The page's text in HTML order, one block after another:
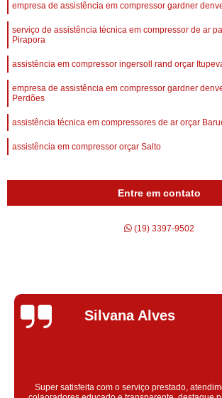
empresa de assistência em compressor gardner
serviço de assistência técnica em compressor de ar
Pirapora
assistência em compressor ingersoll rand orçar
empresa de assistência em compressor gardner
Perdões
assistência técnica em compressores de ar orçar
assistência em compressor orçar Salto
Entre em contato
(19) 3397-9502
Silvana Alves
Super satisfeita com o serviço prestado,